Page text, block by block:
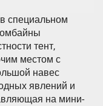
специальном
тент,
местом с
навес
явлений и
на мини-